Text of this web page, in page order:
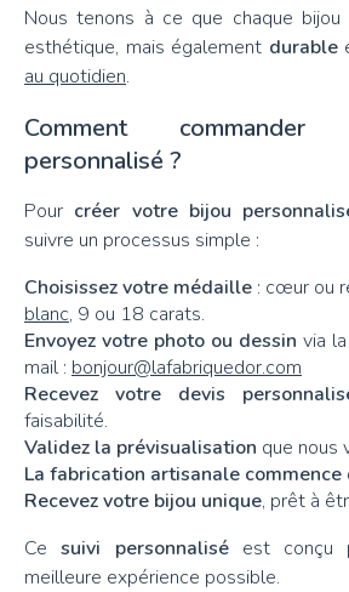
Nous tenons à ce que chaque
esthétique, mais également durable
au quotidien.
Comment
personnalisé ?
Pour créer votre bijou
suivre un processus simple :
Choisissez votre médaille : cœur ou
blanc, 9 ou 18 carats.
Envoyez votre photo ou dessin via
mail : bonjour@lafabriquedor.com
Recevez votre devis
faisabilité.
Validez la prévisualisation que nous
La fabrication artisanale commence
Recevez votre bijou unique, prêt à
Cesuivi personnaliséest conçu
meilleure expérience possible.